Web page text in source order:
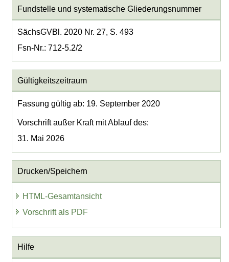
Fundstelle und systematische Gliederungsnummer
SächsGVBl. 2020 Nr. 27, S. 493
Fsn-Nr.: 712-5.2/2
Gültigkeitszeitraum
Fassung gültig ab: 19. September 2020
Vorschrift außer Kraft mit Ablauf des:
31. Mai 2026
Drucken/Speichern
HTML-Gesamtansicht
Vorschrift als PDF
Hilfe